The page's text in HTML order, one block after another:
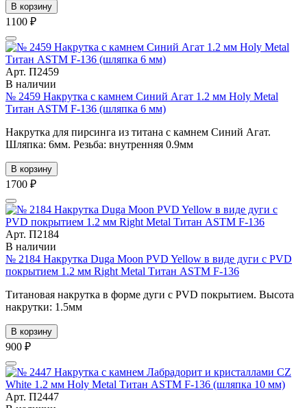
В корзину
1100 ₽
Арт. П2459
В наличии
№ 2459 Накрутка с камнем Синий Агат 1.2 мм Holy Metal
Титан ASTM F-136 (шляпка 6 мм)
Накрутка для пирсинга из титана с камнем Синий Агат.
Шляпка: 6мм. Резьба: внутренняя 0.9мм
В корзину
1700 ₽
Арт. П2184
В наличии
№ 2184 Накрутка Duga Moon PVD Yellow в виде дуги с PVD
покрытием 1.2 мм Right Metal Титан ASTM F-136
Титановая накрутка в форме дуги с PVD покрытием. Высота
накрутки: 1.5мм
В корзину
900 ₽
Арт. П2447